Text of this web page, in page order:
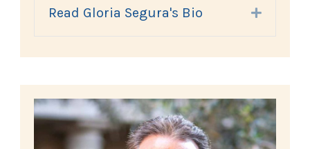
Read Gloria Segura's Bio Expand